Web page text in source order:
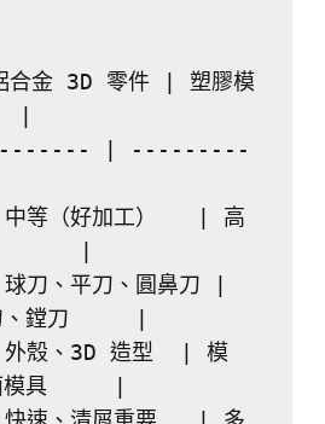
金 3D 零件 | 塑膠模
|
| ---------
等（好加工）   | 高
|
刀、平刀、圓鼻刀 |
、鏜刀     |
殼、3D 造型  | 模
模具     |